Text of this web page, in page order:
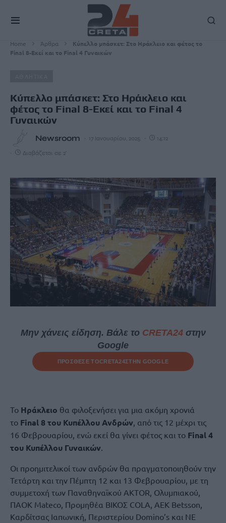
Home Άρθρα
Κύπελλο μπάσκετ: Στο Ηράκλειο και φέτος το
Final 8-Εκεί και το Final 4 Γυναικών
Κύπελλο μπάσκετ: Στο Ηράκλειο και
φέτος το Final 8-Εκεί και το Final 4
Γυναικών
Newsroom 17 Ιανουαρίου, 2025 14:12
Διαβάζεται σε 2'
Μην χάνεις είδηση. Βάλε το CRETA24στην
Google
ΠΡΟΣΘΕΣΕ ΤΟCRETA24ΣΤΗΝ GOOGLE
Το Ηράκλειο θα φιλοξενήσει για μια ακόμη χρονιά
το Final 8 του Κυπέλλου Ανδρών, από τις 12 μέχρι τις
16 Φεβρουαρίου, ενώ εκεί θα γίνει φέτος και το Final 4
του Κυπέλλου Γυναικών.
Οι προημιτελικοί των ανδρών θα πραγματοποιηθούν την
Τετάρτη και την Πέμπτη 12 και 13 Φεβρουαρίου, με τη
συμμετοχή των Παναθηναϊκού AKTOR, Ολυμπιακού,
ΠΑΟΚ Mateco, Προμηθέα BIKOΣ COLA, ΑΕΚ Betsson,
Καρδίτσας Ιαπωνική, Περιστερίου Domino’s και ΝΕ